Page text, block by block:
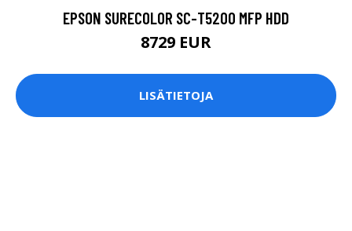
EPSON SURECOLOR SC-T5200 MFP HDD
8729 EUR
LISÄTIETOJA